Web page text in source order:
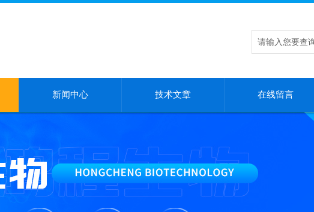
新闻中心 技术文章 在线留言